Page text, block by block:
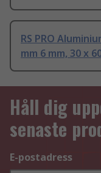
RS PRO
mm 6 mm, 30 x
Håll dig
senaste
E-postadress